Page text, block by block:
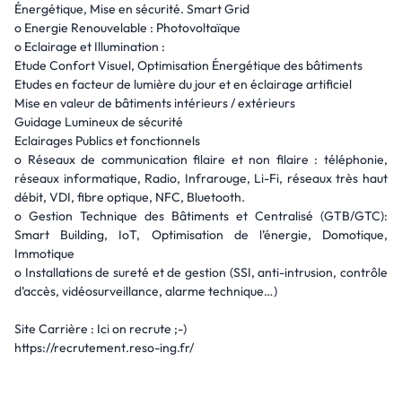
Énergétique, Mise en sécurité. Smart Grid
o Energie Renouvelable : Photovoltaïque
o Eclairage et Illumination :
Etude Confort Visuel, Optimisation Énergétique des bâtiments
Etudes en facteur de lumière du jour et en éclairage artificiel
Mise en valeur de bâtiments intérieurs / extérieurs
Guidage Lumineux de sécurité
Eclairages Publics et fonctionnels
o Réseaux de communication filaire et non filaire : téléphonie,
réseaux informatique, Radio, Infrarouge, Li-Fi, réseaux très haut
débit, VDI, fibre optique, NFC, Bluetooth.
o Gestion Technique des Bâtiments et Centralisé (GTB/GTC):
Smart Building, IoT, Optimisation de l’énergie, Domotique,
Immotique
o Installations de sureté et de gestion (SSI, anti-intrusion, contrôle
d’accès, vidéosurveillance, alarme technique…)
Site Carrière : Ici on recrute ;-)
https://recrutement.reso-ing.fr/